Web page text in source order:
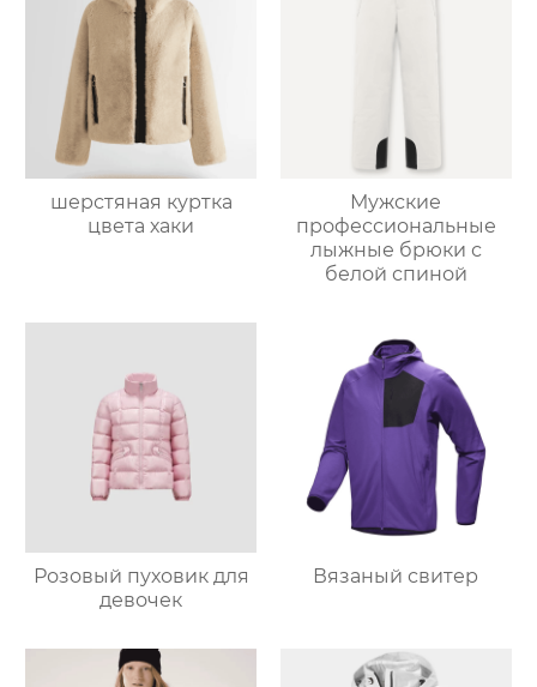
шерстяная куртка
цвета хаки
Мужские
профессиональные
лыжные брюки с
белой спиной
Розовый пуховик для
девочек
Вязаный свитер